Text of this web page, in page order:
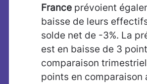
France prévoient
baisse de leurs
solde net de -3%. La
est en baisse de 3
comparaison
points en comparaison